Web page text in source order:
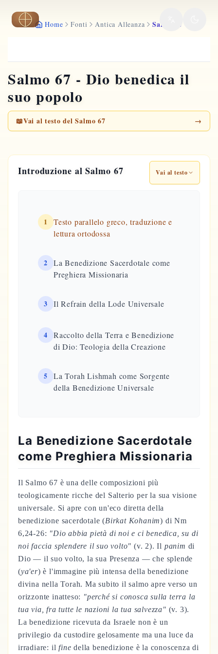
Vai al contenuto principale
Home Fonti Antica Alleanza Salmo 67
Salmo 67 - Dio benedica il
suo popolo
📖Vai al testo del Salmo 67 →
Introduzione al Salmo 67 Vai al testo
1
Testo parallelo greco, traduzione e
lettura ortodossa
2
La Benedizione Sacerdotale come
Preghiera Missionaria
3 Il Refrain della Lode Universale
4
Raccolto della Terra e Benedizione
di Dio: Teologia della Creazione
5
La Torah Lishmah come Sorgente
della Benedizione Universale
La Benedizione Sacerdotale
come Preghiera Missionaria
Il Salmo 67 è una delle composizioni più
teologicamente ricche del Salterio per la sua visione
universale. Si apre con un'eco diretta della
benedizione sacerdotale (Birkat Kohanim) di Nm
6,24-26: "Dio abbia pietà di noi e ci benedica, su di
noi faccia splendere il suo volto" (v. 2). Il panim di
Dio — il suo volto, la sua Presenza — che splende
(ya'er) è l'immagine più intensa della benedizione
divina nella Torah. Ma subito il salmo apre verso un
orizzonte inatteso: "perché si conosca sulla terra la
tua via, fra tutte le nazioni la tua salvezza" (v. 3).
La benedizione ricevuta da Israele non è un
privilegio da custodire gelosamente ma una luce da
irradiare: ilfine della benedizione è la conoscenza di